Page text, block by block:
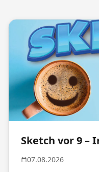
Sketch vor 9 –
07.08.2026